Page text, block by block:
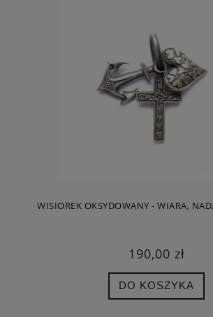
WISIOREK OKSYDOWANY - WIARA,
190,00 zł
DO KOSZYKA